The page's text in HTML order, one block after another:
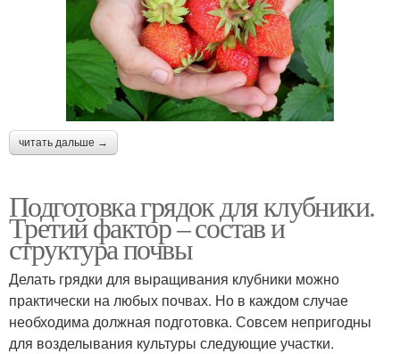
читать дальше →
Подготовка грядок для клубники.
Третий фактор – состав и
структура почвы
Делать грядки для выращивания клубники можно
практически на любых почвах. Но в каждом случае
необходима должная подготовка. Совсем непригодны
для возделывания культуры следующие участки.